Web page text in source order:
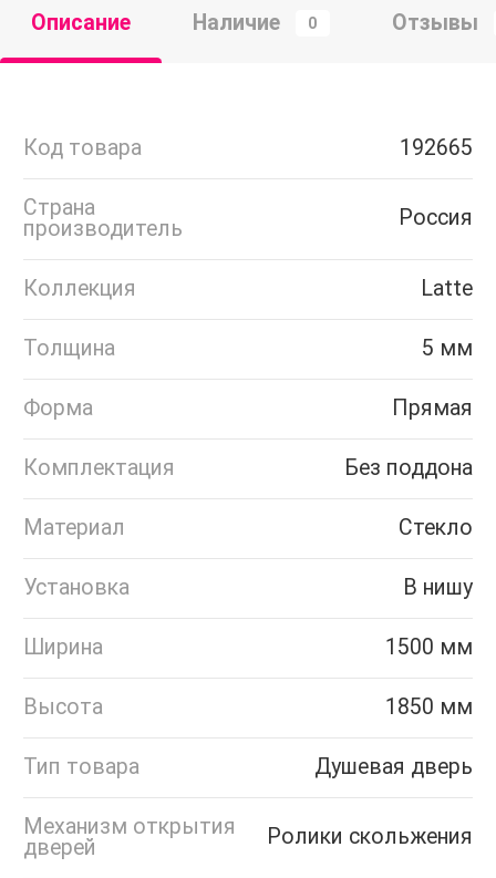
Описание Наличие 0 Отзывы
Код товара 192665
Страна
производитель
Россия
Коллекция Latte
Толщина 5 мм
Форма Прямая
Комплектация Без поддона
Материал Стекло
Установка В нишу
Ширина 1500 мм
Высота 1850 мм
Тип товара Душевая дверь
Механизм открытия
дверей
Ролики скольжения